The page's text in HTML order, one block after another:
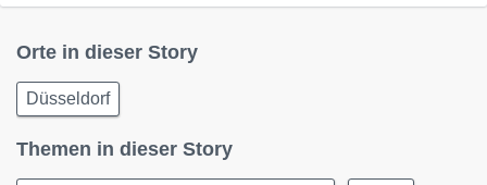
Orte in dieser Story
Düsseldorf
Themen in dieser Story